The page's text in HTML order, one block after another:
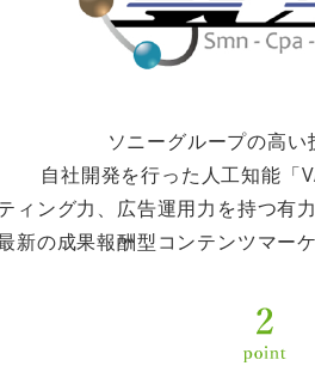
ソニーグループの高い
自社開発を行った人工知能「
ィング力、広告運用力を持つ有
新の成果報酬型コンテンツマー